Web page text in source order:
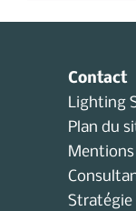
Contact
Lighting
Plan du
Stratégie